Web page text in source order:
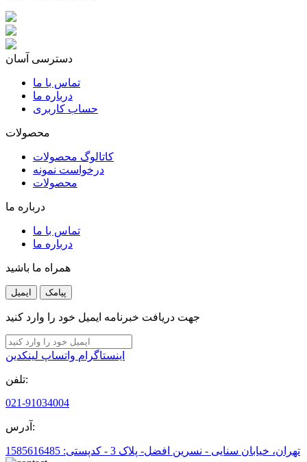
دسترسی آسان
تماس با ما
درباره ما
حساب کاربری
محصولات
کاتالوگ محصولات
درخواست نمونه
محصولات
درباره ما
تماس با ما
درباره ما
همراه ما باشید
ایمیل پیامک
جهت دریافت خبرنامه ایمیل خود را وارد کنید
اینستاگرام واتساپ لینکدین
تلفن:
021-91034004
آدرس:
تهران، خیابان سنایی - نسرین افضل- پلاک 3 - کدپستی: 1585616485